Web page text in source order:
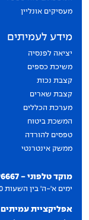
מוקד טלפוני - 6667*
ימים א'-ה' בין השעות 08:30-16:00
אפליקציית עמיתים
מעסיקים אונליין
מידע לעמיתים
יציאה לפנסיה
משיכת כספים
קצבת נכות
קצבת שארים
מערכת הכללים
המשכת ביטוח
טפסים להורדה
ממשק אינטרנטי